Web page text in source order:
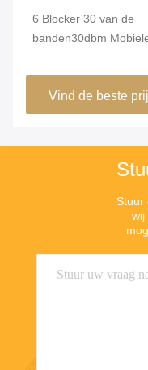
6 Blocker 30 van de
banden30dbm
Vochtigheidshoog
rendement
Vind de beste
Stuur
wij